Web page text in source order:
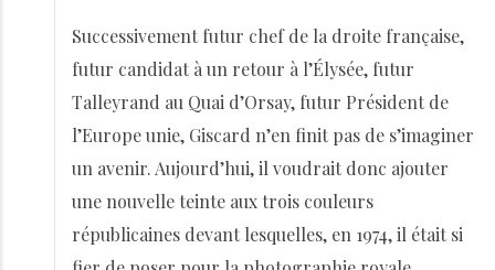
Successivement futur chef de la droite française,
futur candidat à un retour à l’Élysée, futur
Talleyrand au Quai d’Orsay, futur Président de
l’Europe unie, Giscard n’en finit pas de s’imaginer
un avenir. Aujourd’hui, il voudrait donc ajouter
une nouvelle teinte aux trois couleurs
républicaines devant lesquelles, en 1974, il était si